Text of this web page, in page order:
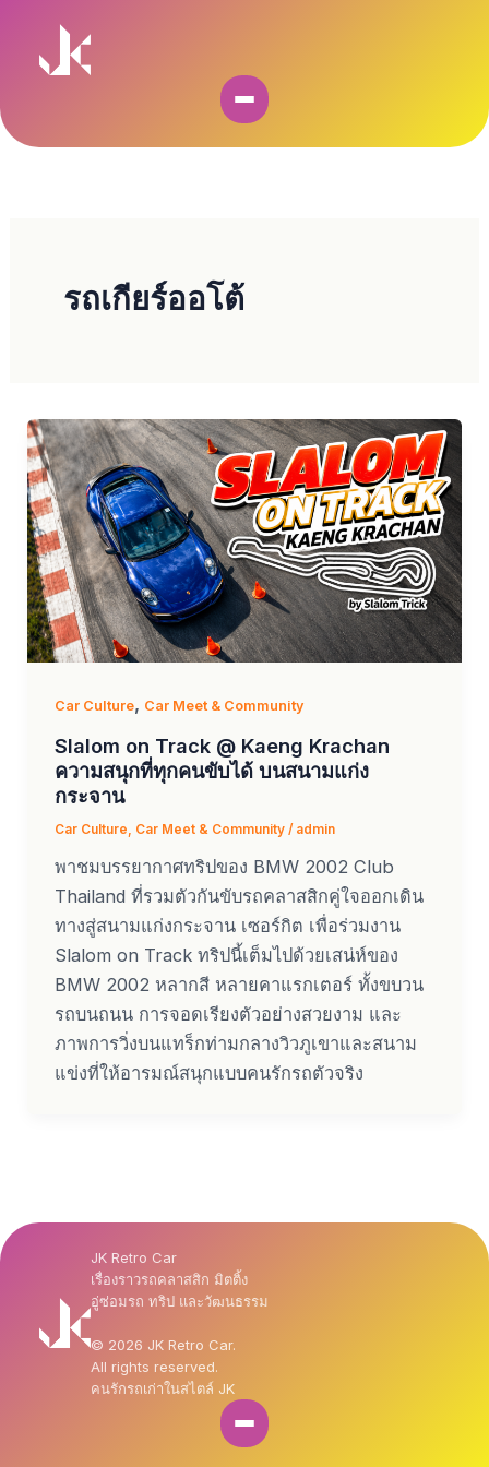
content
รถเกียร์ออโต้
Car Culture, Car Meet & Community
Slalom on Track @ Kaeng Krachan
ความสนุกที่ทุกคนขับได้ บนสนามแก่ง
กระจาน
Car Culture, Car Meet & Community/ admin
พาชมบรรยากาศทริปของ BMW 2002 Club
Thailand ที่รวมตัวกันขับรถคลาสสิกคู่ใจออกเดิน
ทางสู่สนามแก่งกระจาน เซอร์กิต เพื่อร่วมงาน
Slalom on Track ทริปนี้เต็มไปด้วยเสน่ห์ของ
BMW 2002 หลากสี หลายคาแรกเตอร์ ทั้งขบวน
รถบนถนน การจอดเรียงตัวอย่างสวยงาม และ
ภาพการวิ่งบนแทร็กท่ามกลางวิวภูเขาและสนาม
แข่งที่ให้อารมณ์สนุกแบบคนรักรถตัวจริง
JK Retro Car
เรื่องราวรถคลาสสิก มิตติ้ง
อู่ซ่อมรถ ทริป และวัฒนธรรม
© 2026 JK Retro Car.
All rights reserved.
คนรักรถเก่าในสไตล์ JK